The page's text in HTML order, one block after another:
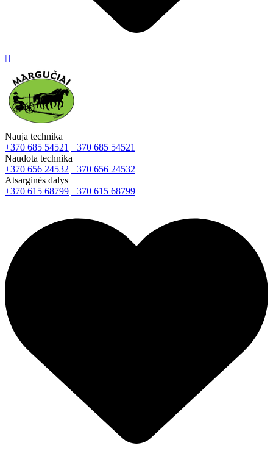

Nauja technika
+370 685 54521 +370 685 54521
Naudota technika
+370 656 24532 +370 656 24532
Atsarginės dalys
+370 615 68799 +370 615 68799